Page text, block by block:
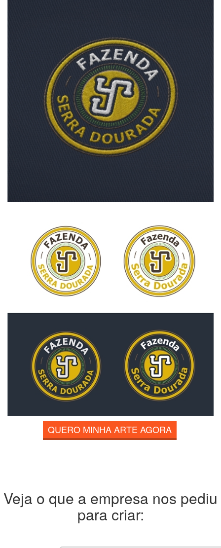
QUERO MINHA ARTE AGORA
Veja o que a empresa nos pediu
para criar: